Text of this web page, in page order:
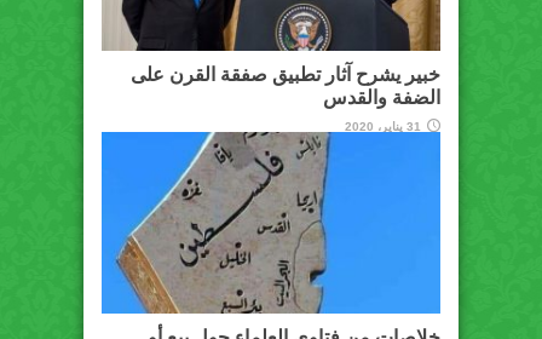
خبير يشرح آثار تطبيق صفقة القرن على
الضفة والقدس
31 يناير، 2020